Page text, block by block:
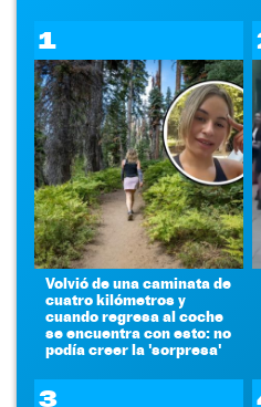
1
Volvió de una caminata de
cuatro kilómetros y
cuando regresa al coche
se encuentra con esto: no
podía creer la 'sorpresa'
3